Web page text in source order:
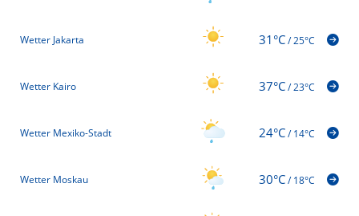
Wetter Jakarta 31°C/25°C
Wetter Kairo 37°C/23°C
Wetter Mexiko-Stadt 24°C/14°C
Wetter Moskau 30°C/18°C